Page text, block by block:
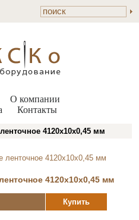
О компании
Контакты
4120х10х0,45 мм
4120х10х0,45 мм
Купить